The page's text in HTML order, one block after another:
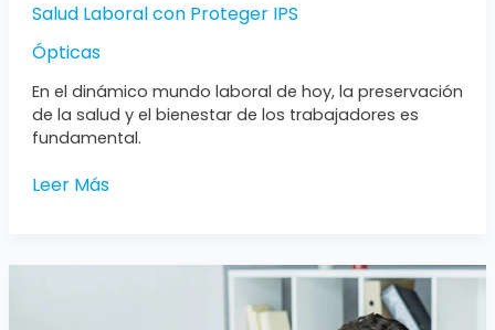
Salud Laboral con Proteger IPS
Ópticas
En el dinámico mundo laboral de hoy, la preservación
de la salud y el bienestar de los trabajadores es
fundamental.
Leer Más